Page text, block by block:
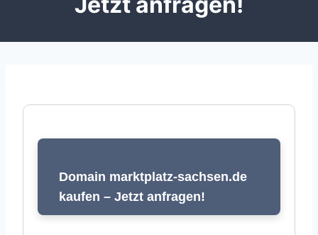
Domain marktplatz-sachsen.de
kaufen – Jetzt anfragen!